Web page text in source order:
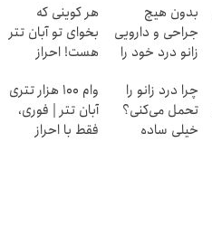
بدون هیچ
جراحی و دارویی
زانو درد خود را
پرسش نامه ▶
هر کوینی که
بخوای تو آبان تتر
هست! احراز
چرا درد زانو را
تحمل می‌کنی؟
خیلی ساده
وام 100 هزار تتری
آبان تتر | فوری،
فقط با احراز